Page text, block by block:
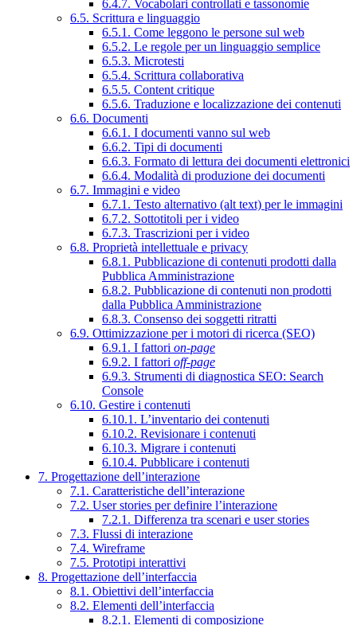
6.4.7. Vocabolari controllati e tassonomie
6.5. Scrittura e linguaggio
6.5.1. Come leggono le persone sul web
6.5.2. Le regole per un linguaggio semplice
6.5.3. Microtesti
6.5.4. Scrittura collaborativa
6.5.5. Content critique
6.5.6. Traduzione e localizzazione dei contenuti
6.6. Documenti
6.6.1. I documenti vanno sul web
6.6.2. Tipi di documenti
6.6.3. Formato di lettura dei documenti elettronici
6.6.4. Modalità di produzione dei documenti
6.7. Immagini e video
6.7.1. Testo alternativo (alt text) per le immagini
6.7.2. Sottotitoli per i video
6.7.3. Trascrizioni per i video
6.8. Proprietà intellettuale e privacy
6.8.1. Pubblicazione di contenuti prodotti dalla
Pubblica Amministrazione
6.8.2. Pubblicazione di contenuti non prodotti
dalla Pubblica Amministrazione
6.8.3. Consenso dei soggetti ritratti
6.9. Ottimizzazione per i motori di ricerca (SEO)
6.9.1. I fattori on-page
6.9.2. I fattori off-page
6.9.3. Strumenti di diagnostica SEO: Search
Console
6.10. Gestire i contenuti
6.10.1. L’inventario dei contenuti
6.10.2. Revisionare i contenuti
6.10.3. Migrare i contenuti
6.10.4. Pubblicare i contenuti
7. Progettazione dell’interazione
7.1. Caratteristiche dell’interazione
7.2. User stories per definire l’interazione
7.2.1. Differenza tra scenari e user stories
7.3. Flussi di interazione
7.4. Wireframe
7.5. Prototipi interattivi
8. Progettazione dell’interfaccia
8.1. Obiettivi dell’interfaccia
8.2. Elementi dell’interfaccia
8.2.1. Elementi di composizione